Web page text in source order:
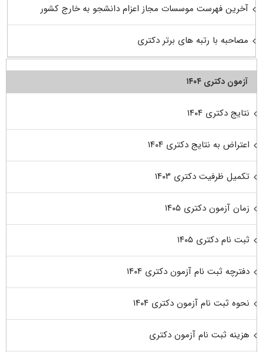
آخرین فهرست موسسات مجاز اعزام دانشجو به خارج کشور
مصاحبه با رتبه های برتر دکتری
آزمون دکتری ۱۴۰۴
نتایج دکتری ۱۴۰۴
اعتراض به نتایج دکتری ۱۴۰۴
تکمیل ظرفیت دکتری ۱۴۰۳
زمان آزمون دکتری ۱۴۰۵
ثبت نام دکتری ۱۴۰۵
دفترچه ثبت نام آزمون دکتری ۱۴۰۴
نحوه ثبت نام آزمون دکتری ۱۴۰۴
هزینه ثبت نام آزمون دکتری